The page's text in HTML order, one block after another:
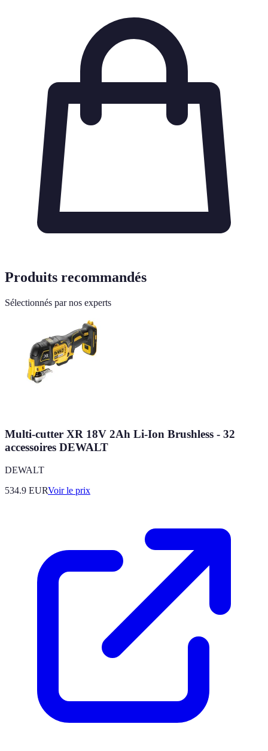
Produits recommandés
Sélectionnés par nos experts
Multi-cutter XR 18V 2Ah Li-Ion Brushless - 32
accessoires DEWALT
DEWALT
534.9 EURVoir le prix